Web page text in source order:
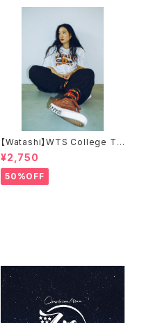
【Watashi】WTS College T-
shirts【IF I FELL限定】
¥2,750
50%OFF